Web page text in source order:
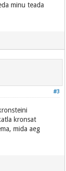
minu teada
#3
kronsat
mida aeg